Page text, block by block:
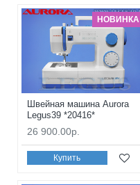
НОВИНКА
Швейная машина Aurora
Legus39 *20416*
26 900.00р.
Купить